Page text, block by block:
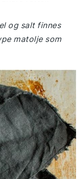
og salt finnes
matolje som